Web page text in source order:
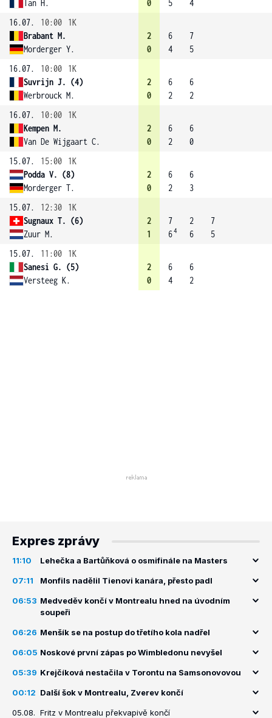
Tan H. 0 5
4
16.07.
10:00
1K
Brabant M.
Morderger Y.
2
0
6
4
7
5
16.07.
10:00
1K
Suvrijn J. (4)
Werbrouck M.
2
0
6
2
6
2
16.07.
10:00
1K
Kempen M.
Van De Wijgaart C.
2
0
6
2
6
0
15.07.
15:00
1K
Podda V. (8)
Morderger T.
2
0
6
2
6
3
15.07.
12:30
1K
Sugnaux T. (6)
Zuur M.
2
1
7
64
2
6
7
5
15.07.
11:00
1K
Sanesi G. (5)
Versteeg K.
2
0
6
4
6
2
Expres zprávy
11:10 Lehečka a Bartůňková o osmifinále na Masters
07:11 Monfils nadělil Tienovi kanára, přesto padl
06:53 Medveděv končí v Montrealu hned na úvodním
soupeři
06:26 Menšík se na postup do třetího kola nadřel
06:05 Noskové první zápas po Wimbledonu nevyšel
05:39 Krejčíková nestačila v Torontu na Samsonovovou
00:12 Další šok v Montrealu, Zverev končí
05.08. Fritz v Montrealu překvapivě končí